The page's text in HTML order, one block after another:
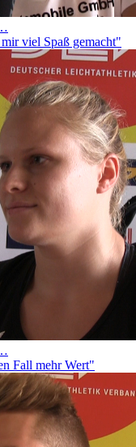
viel Spaß gemacht"
Fall mehr Wert"